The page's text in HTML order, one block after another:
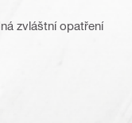
zvláštní opatření